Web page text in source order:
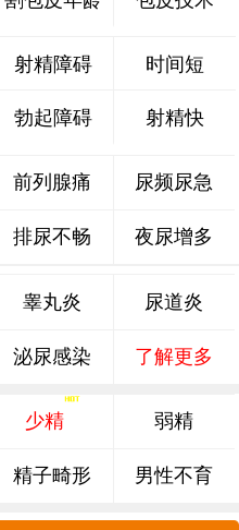
射精障碍
勃起障碍
时间短
射精快
前列腺痛 尿频尿急
排尿不畅 夜尿增多
睾丸炎 尿道炎
泌尿感染 了解更多
少精 弱精
精子畸形 男性不育